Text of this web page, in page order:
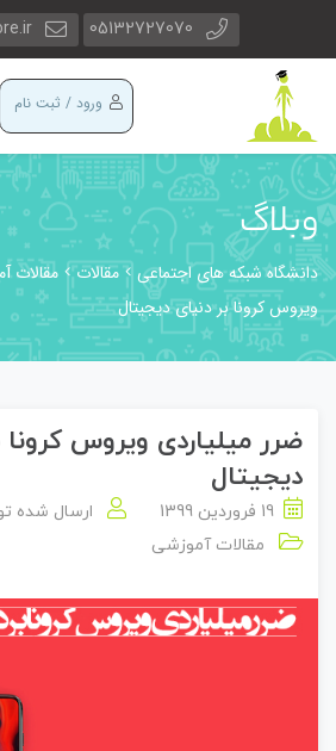
05132727070
ورود / ثبت نام
وبلاگ
دانشگاه شبکه های اجتماعی مقالات مقالات
ویروس کرونا بر دنیای دیجیتال
ضرر میلیاردی ویروس کرونا
دیجیتال
19 فروردین 1399 ارسال شده
مقالات آموزشی